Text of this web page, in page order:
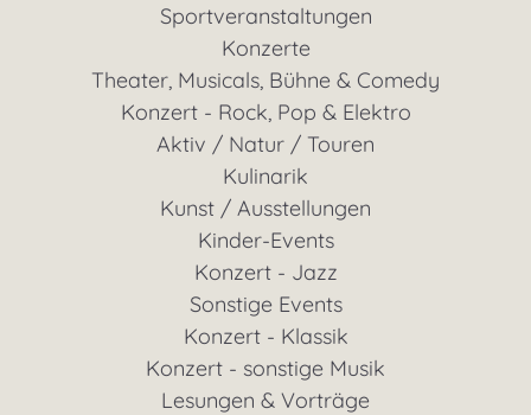
Sportveranstaltungen
Konzerte
Theater, Musicals, Bühne & Comedy
Konzert - Rock, Pop & Elektro
Aktiv / Natur / Touren
Kulinarik
Kunst / Ausstellungen
Kinder-Events
Konzert - Jazz
Sonstige Events
Konzert - Klassik
Konzert - sonstige Musik
Lesungen & Vorträge